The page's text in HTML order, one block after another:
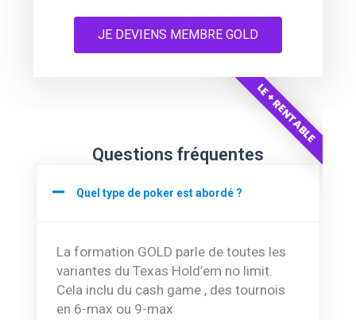
JE DEVIENS MEMBRE GOLD
LE + RENTABLE
Questions fréquentes
Quel type de poker est abordé ?
La formation GOLD parle de toutes les
variantes du Texas Hold’em no limit.
Cela inclu du cash game , des tournois
en 6-max ou 9-max